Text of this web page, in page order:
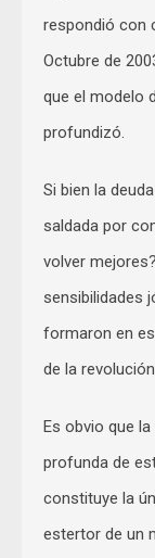
respondió con
Octubre de
que el modelo
profundizó.
Si bien la
saldada por
volver
sensibilidades
formaron en
de la
Es obvio que
profunda de
constituye la
estertor de un